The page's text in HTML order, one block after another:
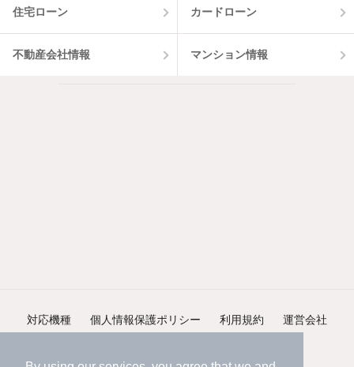
住宅ローン カードローン
不動産会社情報 マンション情報
対応機種 個人情報保護ポリシー 利用規約 運営会社